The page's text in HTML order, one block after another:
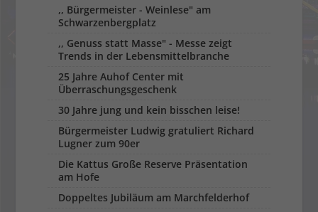
,, Bürgermeister - Weinlese" am
Schwarzenbergplatz
,, Genuss statt Masse" - Messe zeigt
Trends in der Lebensmittelbranche
25 Jahre Auhof Center mit
Überraschungsgeschenk
30 Jahre jung und kein bisschen leise!
Bürgermeister Ludwig gratuliert Richard
Lugner zum 90er
Die Kattus Große Reserve Präsentation
am Hofe
Doppeltes Jubiläum am Marchfelderhof